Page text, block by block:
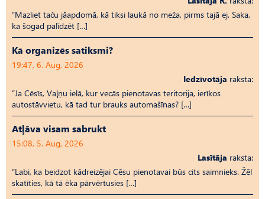
“Mazliet taču jāapdomā, kā tiksi laukā no meža, pirms tajā ej. Saka,
ka šogad palīdzēt […]
Kā organizēs satiksmi?
19:47, 6. Aug, 2026
Iedzīvotāja raksta:
“Ja Cēsīs, Vaļņu ielā, kur vecās pienotavas teritorija, ierīkos
autostāvvietu, kā tad tur brauks automašīnas? […]
Atļāva visam sabrukt
15:08, 5. Aug, 2026
Lasītāja raksta:
“Labi, ka beidzot kādreizējai Cēsu pienotavai būs cits saimnieks. Žēl
skatīties, kā tā ēka pārvērtusies […]